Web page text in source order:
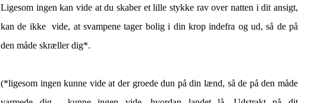
Ligesom ingen kan vide at du skaber et lille stykke rav over natten i dit ansigt,
kan de ikke vide, at svampene tager bolig i din krop indefra og ud, så de på
den måde skræller dig*.
(*ligesom ingen kunne vide at der groede dun på din lænd, så de på den måde